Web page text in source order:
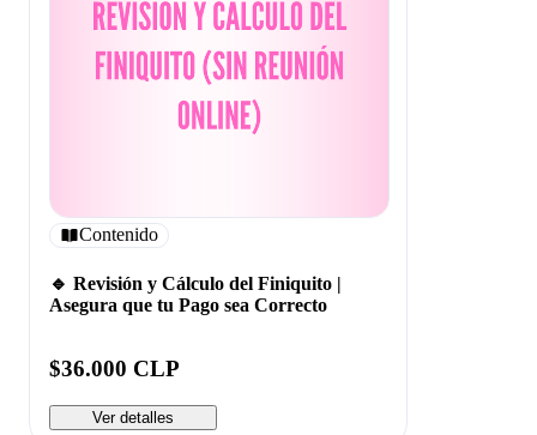
Contenido
🔹 Revisión y Cálculo del Finiquito |
Asegura que tu Pago sea Correcto
$36.000 CLP
Ver detalles